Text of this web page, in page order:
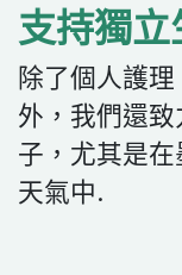
支持獨
除了個人護
外，我們還
子，尤其是
天氣中.